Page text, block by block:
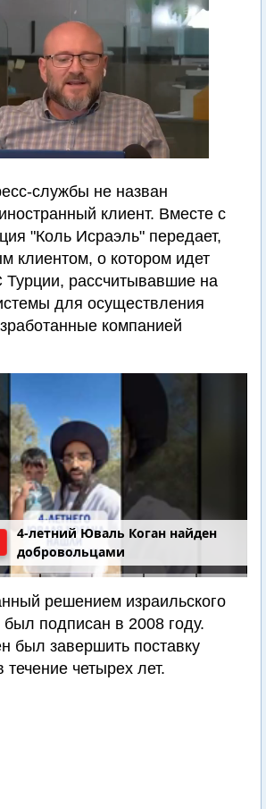
службы не назван
клиент. Вместе с
"Коль Исраэль" передает,
клиентом, о котором идет
рассчитывавшие на
для осуществления
компанией
4-летний Юваль Коган найден
добровольцами
решением израильского
был подписан в 2008 году.
был завершить поставку
четырех лет.